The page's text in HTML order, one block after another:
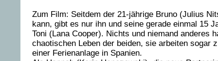
Zum Film: Seitdem der 21-jährige Bruno (Julius
kann, gibt es nur ihn und seine gerade einmal 15
Toni (Lana Cooper). Nichts und niemand anderes
chaotischen Leben der beiden, sie arbeiten sogar
einer Ferienanlage in Spanien.